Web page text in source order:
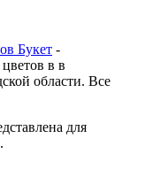
Букет -
в в
области. Все
для